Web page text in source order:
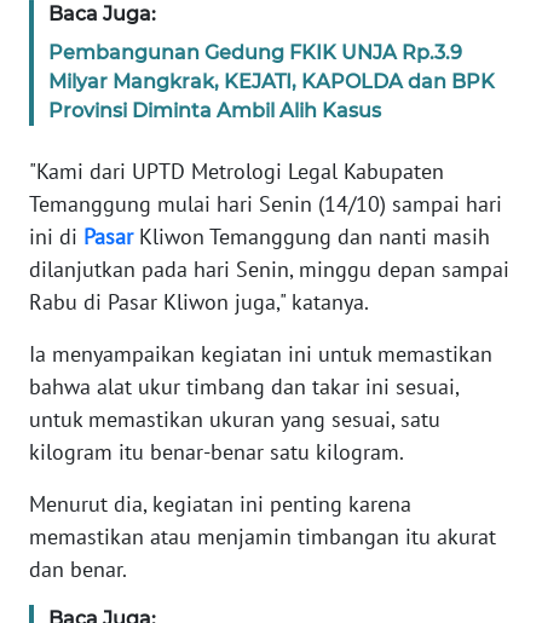
Baca Juga:
Pembangunan Gedung FKIK UNJA Rp.3.9
Milyar Mangkrak, KEJATI, KAPOLDA dan BPK
Provinsi Diminta Ambil Alih Kasus
"Kami dari UPTD Metrologi Legal Kabupaten
Temanggung mulai hari Senin (14/10) sampai hari
ini di PasarKliwon Temanggung dan nanti masih
dilanjutkan pada hari Senin, minggu depan sampai
Rabu di Pasar Kliwon juga," katanya.
Ia menyampaikan kegiatan ini untuk memastikan
bahwa alat ukur timbang dan takar ini sesuai,
untuk memastikan ukuran yang sesuai, satu
kilogram itu benar-benar satu kilogram.
Menurut dia, kegiatan ini penting karena
memastikan atau menjamin timbangan itu akurat
dan benar.
Baca Juga:
Wahana
Regional
SUMUT
WN
JAKARTA
JABAR
WN
BANTEN
WN
NTT